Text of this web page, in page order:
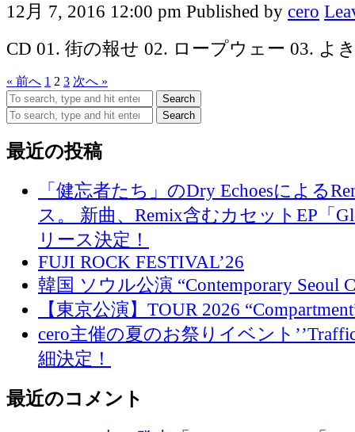
12月 7, 2016 12:00 pm Published by cero
CD 01. 街の報せ 02. ロープウェー 03. よ
« 前へ 1 2 3 次へ »
Search
Search
最近の投稿
「健忘者たち」のDry Echoesによる
ス。 新曲、Remix含むカセットEP「
リース決定！
FUJI ROCK FESTIVAL’26
韓国 ソウル公演 “Contemporary Seoul
【東京公演】TOUR 2026
cero主催の夏のお祭りイベント
細決定！
最近のコメント